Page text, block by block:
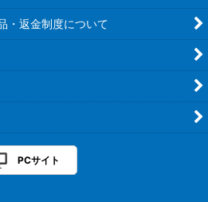
・返金制度について
PCサイト